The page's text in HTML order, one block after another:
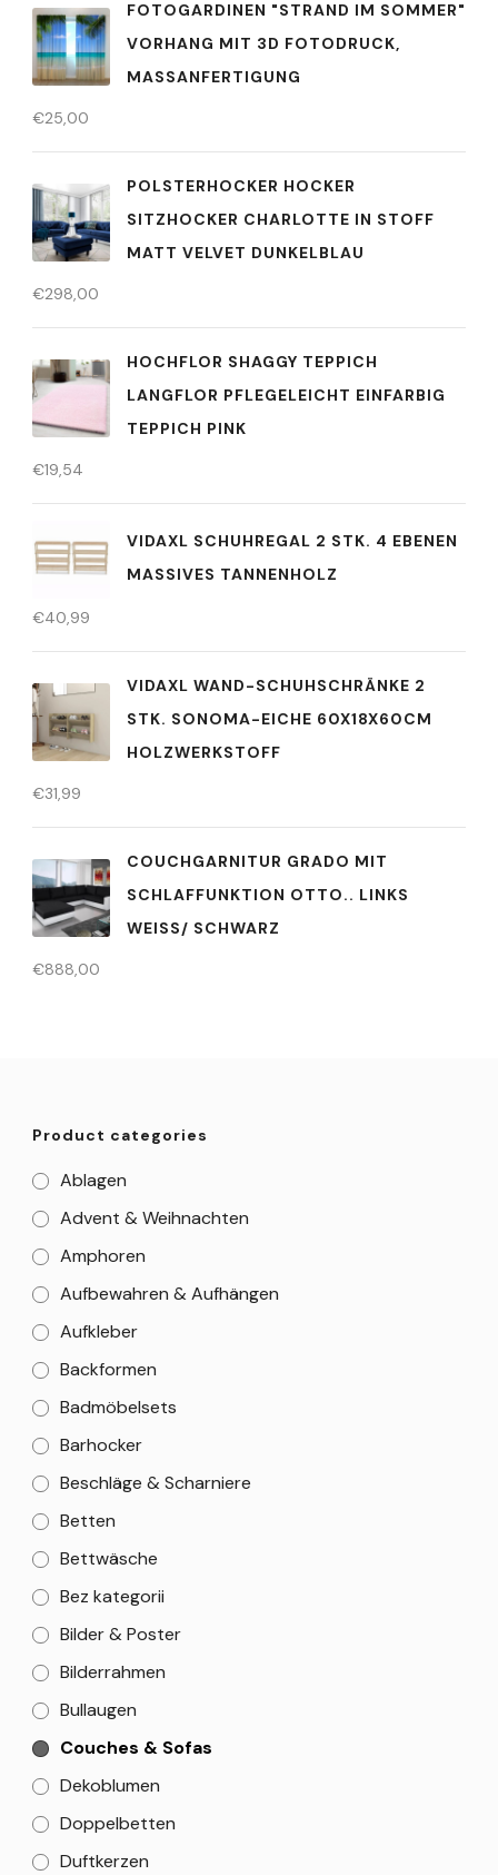
FOTOGARDINEN "STRAND IM SOMMER"
VORHANG MIT 3D FOTODRUCK,
MASSANFERTIGUNG
€25,00
POLSTERHOCKER HOCKER
SITZHOCKER CHARLOTTE IN STOFF
MATT VELVET DUNKELBLAU
€298,00
HOCHFLOR SHAGGY TEPPICH
LANGFLOR PFLEGELEICHT EINFARBIG
TEPPICH PINK
€19,54
VIDAXL SCHUHREGAL 2 STK. 4 EBENEN
MASSIVES TANNENHOLZ
€40,99
VIDAXL WAND-SCHUHSCHRÄNKE 2
STK. SONOMA-EICHE 60X18X60CM
HOLZWERKSTOFF
€31,99
COUCHGARNITUR GRADO MIT
SCHLAFFUNKTION OTTO.. LINKS
WEISS/ SCHWARZ
€888,00
Product categories
Ablagen
Advent & Weihnachten
Amphoren
Aufbewahren & Aufhängen
Aufkleber
Backformen
Badmöbelsets
Barhocker
Beschläge & Scharniere
Betten
Bettwäsche
Bez kategorii
Bilder & Poster
Bilderrahmen
Bullaugen
Couches & Sofas
Dekoblumen
Doppelbetten
Duftkerzen